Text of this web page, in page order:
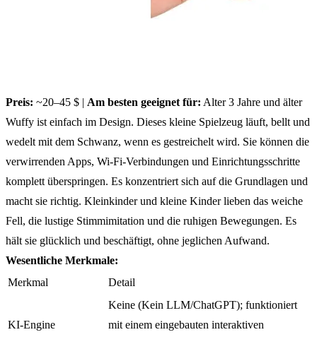
Preis: ~20–45 $ | Am besten geeignet für: Alter 3 Jahre und älter
Wuffy ist einfach im Design. Dieses kleine Spielzeug läuft, bellt und
wedelt mit dem Schwanz, wenn es gestreichelt wird. Sie können die
verwirrenden Apps, Wi-Fi-Verbindungen und Einrichtungsschritte
komplett überspringen. Es konzentriert sich auf die Grundlagen und
macht sie richtig. Kleinkinder und kleine Kinder lieben das weiche
Fell, die lustige Stimmimitation und die ruhigen Bewegungen. Es
hält sie glücklich und beschäftigt, ohne jeglichen Aufwand.
Wesentliche Merkmale:
Merkmal
Detail
KI-Engine
Keine (Kein LLM/ChatGPT); funktioniert
mit einem eingebauten interaktiven